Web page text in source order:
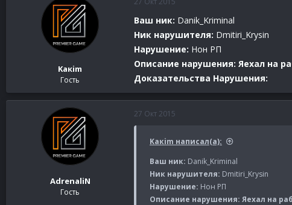
Kaкim
Гость
Ваш ник: Danik_Kriminal
Ник нарушителя: Dmitiri_Krysin
Нарушение: Нон РП
Описание нарушения: Яехал на
Доказательства Нарушения:
AdrenaliN
Гость
27 Окт 2015
Kaкim написал(а):
Ваш ник: Danik_Kriminal
Ник нарушителя: Dmitiri_Krysin
Нарушение: Нон РП
Описание нарушения: Яехал на